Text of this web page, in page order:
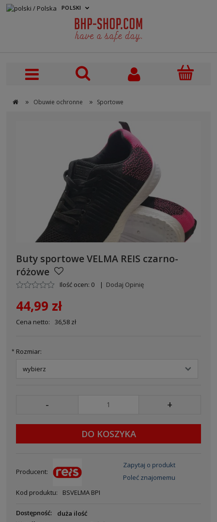
» Obuwie ochronne » Sportowe
POLSKI
Buty sportowe VELMA REIS czarno-
różowe
Ilość ocen: 0 | Dodaj Opinię
44,99 zł
Cena netto: 36,58 zł
* Rozmiar:
- +
DO KOSZYKA
Producent:
Kod produktu: BSVELMA BPI
Zapytaj o produkt
Poleć znajomemu
Dostępność:
duża ilość